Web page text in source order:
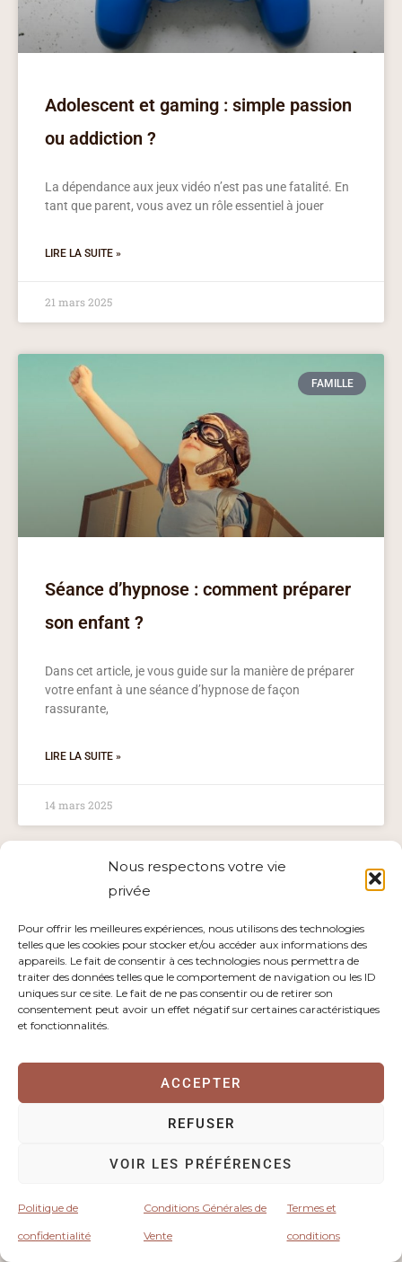
Nous respectons votre vie
privée
Pour offrir les meilleures expériences, nous utilisons des technologies
telles que les cookies pour stocker et/ou accéder aux informations des
appareils. Le fait de consentir à ces technologies nous permettra de
traiter des données telles que le comportement de navigation ou les ID
uniques sur ce site. Le fait de ne pas consentir ou de retirer son
consentement peut avoir un effet négatif sur certaines caractéristiques
et fonctionnalités.
ACCEPTER
REFUSER
VOIR LES PRÉFÉRENCES
Politique de
confidentialité
Conditions Générales de
Vente
Termes et
conditions
Adolescent et gaming : simple passion
ou addiction ?
La dépendance aux jeux vidéo n’est pas une fatalité. En
tant que parent, vous avez un rôle essentiel à jouer
LIRE LA SUITE »
21 mars 2025
FAMILLE
Séance d’hypnose : comment préparer
son enfant ?
Dans cet article, je vous guide sur la manière de préparer
votre enfant à une séance d’hypnose de façon
rassurante,
LIRE LA SUITE »
14 mars 2025
Spécialiste en hypnose enfant et
adolescents.